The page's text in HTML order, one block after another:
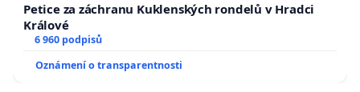
Petice za záchranu Kuklenských rondelů v Hradci
Králové
6 960 podpisů
Oznámení o transparentnosti